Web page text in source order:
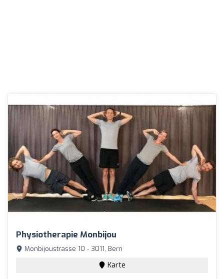
Physiotherapie Monbijou
Monbijoustrasse 10 - 3011, Bern
Karte